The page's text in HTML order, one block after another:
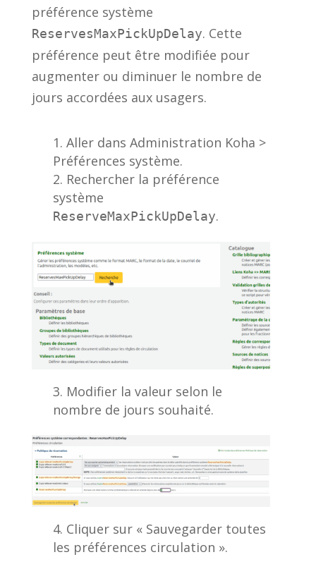
préférence système
ReservesMaxPickUpDelay. Cette
préférence peut être modifiée pour
augmenter ou diminuer le nombre de
jours accordées aux usagers.
Aller dans Administration Koha >
Préférences système.
Rechercher la préférence
système
ReserveMaxPickUpDelay.
Modifier la valeur selon le
nombre de jours souhaité.
Cliquer sur « Sauvegarder toutes
les préférences circulation ».